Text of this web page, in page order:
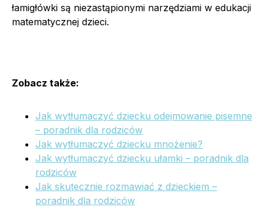
łamigłówki są niezastąpionymi narzędziami w edukacji
matematycznej dzieci.
Zobacz także:
Jak wytłumaczyć dziecku odejmowanie pisemne
– poradnik dla rodziców
Jak wytłumaczyć dziecku mnożenie?
Jak wytłumaczyć dziecku ułamki – poradnik dla
rodziców
Jak skutecznie rozmawiać z dzieckiem –
poradnik dla rodziców